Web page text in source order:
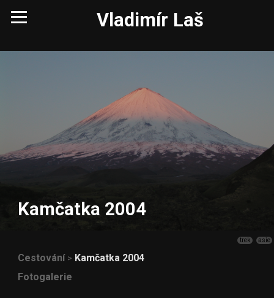
Vladimír Laš
Kamčatka 2004
trek asie
Cestování> Kamčatka 2004
Fotogalerie